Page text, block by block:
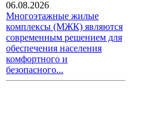
06.08.2026
Многоэтажные жилые
комплексы (МЖК) являются
современным решением для
обеспечения населения
комфортного и
безопасного...